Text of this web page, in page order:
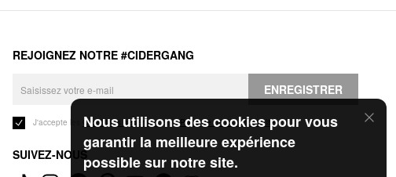
Nous utilisons des cookies pour vous
garantir la meilleure expérience
possible sur notre site.
REJOIGNEZ NOTRE #CIDERGANG
ENREGISTRER
J'accepte les Conditions généraleset laPolitique de confidentialité.
SUIVEZ-NOUS